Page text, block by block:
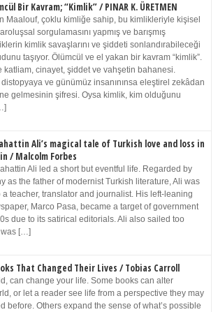
Bir Kavram; “Kimlik” / PINAR K. ÜRETMEN
Maalouf, çoklu kimliğe sahip, bu kimlikleriyle kişisel
sorgulamasını yapmış ve barışmış
kimlik savaşlarını ve şiddeti sonlandırabileceği
taşıyor. Ölümcül ve el yakan bir kavram “kimlik”.
katliam, cinayet, şiddet ve vahşetin bahanesi.
distopyaya ve günümüz insanınınsa eleştirel zekâdan
gelmesinin şifresi. Oysa kimlik, kim olduğunu
Ali’s magical tale of Turkish love and loss in
/ Malcolm Forbes
Ali led a short but eventful life. Regarded by
as the father of modernist Turkish literature, Ali was
a teacher, translator and journalist. His left-leaning
Marco Pasa, became a target of government
due to its satirical editorials. Ali also sailed too
was […]
That Changed Their Lives / Tobias Carroll
can change your life. Some books can alter
or let a reader see life from a perspective they may
before. Others expand the sense of what’s possible